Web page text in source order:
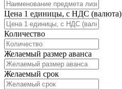
Цена 1 единицы, с НДС (валюта)
Количество
Желаемый размер аванса
Желаемый срок